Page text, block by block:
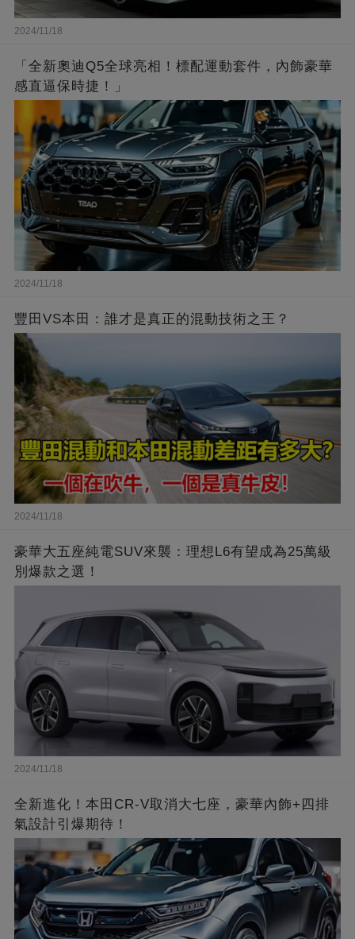
2024/11/18
「全新奧迪Q5全球亮相！標配運動套件，內飾豪華
感直逼保時捷！」
2024/11/18
豐田VS本田：誰才是真正的混動技術之王？
2024/11/18
豪華大五座純電SUV來襲：理想L6有望成為25萬級
別爆款之選！
2024/11/18
全新進化！本田CR-V取消大七座，豪華內飾+四排
氣設計引爆期待！